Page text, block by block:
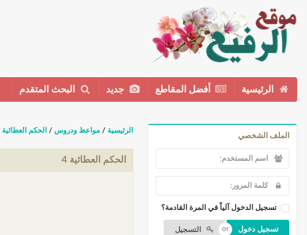
الرئيسية أفضل المقاطع جديد البحث المتقدم
الملف الشخصي
تسجيل الدخول آلياً في المرة القادمة؟
التسجيل
الرئيسية /مواعظ ودروس / الحكم العطائية
الحكم العطائية 4